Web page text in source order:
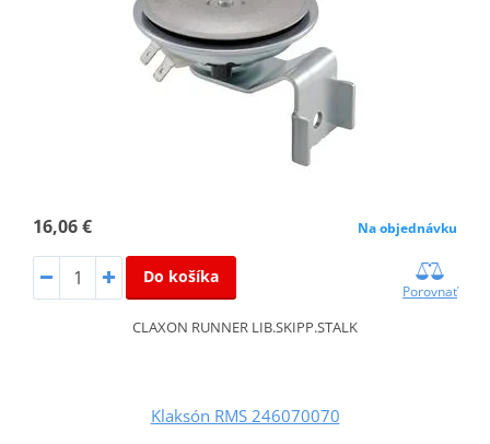
16,06 € Na objednávku
Do košíka
Porovnať
CLAXON RUNNER LIB.SKIPP.STALK
Klaksón RMS 246070070